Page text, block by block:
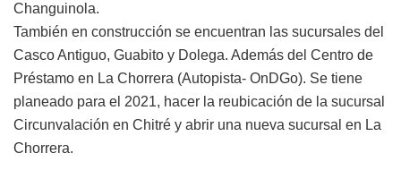
Changuinola.
También en construcción se encuentran las sucursales del
Casco Antiguo, Guabito y Dolega. Además del Centro de
Préstamo en La Chorrera (Autopista- OnDGo). Se tiene
planeado para el 2021, hacer la reubicación de la sucursal
Circunvalación en Chitré y abrir una nueva sucursal en La
Chorrera.